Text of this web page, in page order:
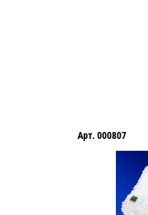
Арт. 000807